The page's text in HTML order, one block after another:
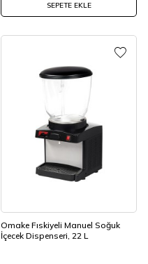
SEPETE EKLE
Omake Fıskiyeli Manuel Soğuk
İçecek Dispenseri, 22 L